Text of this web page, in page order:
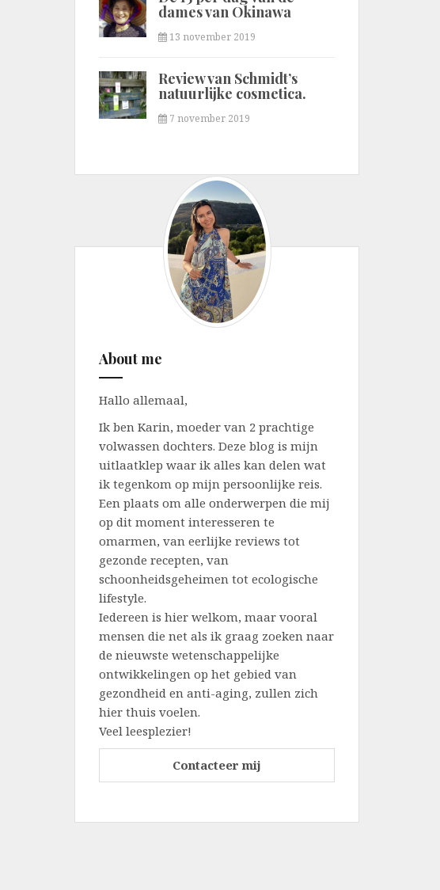
dames van Okinawa
13 november 2019
Review van Schmidt’s
natuurlijke cosmetica.
7 november 2019
About me
Hallo allemaal,
Ik ben Karin, moeder van 2 prachtige
volwassen dochters. Deze blog is mijn
uitlaatklep waar ik alles kan delen wat
ik tegenkom op mijn persoonlijke reis.
Een plaats om alle onderwerpen die mij
op dit moment interesseren te
omarmen, van eerlijke reviews tot
gezonde recepten, van
schoonheidsgeheimen tot ecologische
lifestyle.
Iedereen is hier welkom, maar vooral
mensen die net als ik graag zoeken naar
de nieuwste wetenschappelijke
ontwikkelingen op het gebied van
gezondheid en anti-aging, zullen zich
hier thuis voelen.
Veel leesplezier!
Contacteer mij